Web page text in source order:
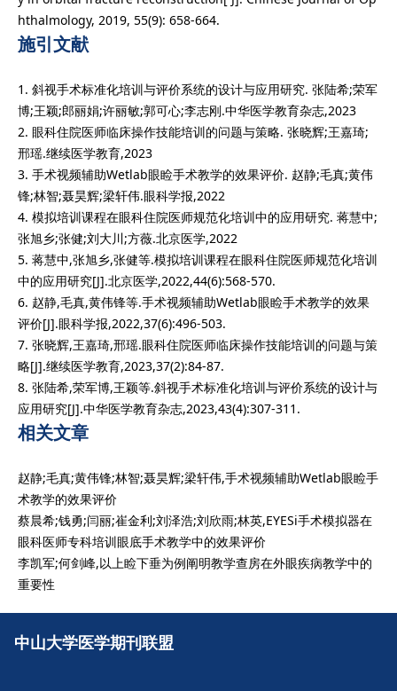
hthalmology, 2019, 55(9): 658-664.
施引文献
1. 斜视手术标准化培训与评价系统的设计与应用研究. 张陆希;荣军
博;王颖;郎丽娟;许丽敏;郭可心;李志刚.中华医学教育杂志,2023
2. 眼科住院医师临床操作技能培训的问题与策略. 张晓辉;王嘉琦;
邢瑶.继续医学教育,2023
3. 手术视频辅助Wetlab眼睑手术教学的效果评价. 赵静;毛真;黄伟
锋;林智;聂昊辉;梁轩伟.眼科学报,2022
4. 模拟培训课程在眼科住院医师规范化培训中的应用研究. 蒋慧中;
张旭乡;张健;刘大川;方薇.北京医学,2022
5. 蒋慧中,张旭乡,张健等.模拟培训课程在眼科住院医师规范化培训
中的应用研究[J].北京医学,2022,44(6):568-570.
6. 赵静,毛真,黄伟锋等.手术视频辅助Wetlab眼睑手术教学的效果
评价[J].眼科学报,2022,37(6):496-503.
7. 张晓辉,王嘉琦,邢瑶.眼科住院医师临床操作技能培训的问题与策
略[J].继续医学教育,2023,37(2):84-87.
8. 张陆希,荣军博,王颖等.斜视手术标准化培训与评价系统的设计与
应用研究[J].中华医学教育杂志,2023,43(4):307-311.
相关文章
赵静;毛真;黄伟锋;林智;聂昊辉;梁轩伟,手术视频辅助Wetlab眼睑手
术教学的效果评价
蔡晨希;钱勇;闫丽;崔金利;刘泽浩;刘欣雨;林英,EYESi手术模拟器在
眼科医师专科培训眼底手术教学中的效果评价
李凯军;何剑峰,以上睑下垂为例阐明教学查房在外眼疾病教学中的
重要性
中山大学医学期刊联盟